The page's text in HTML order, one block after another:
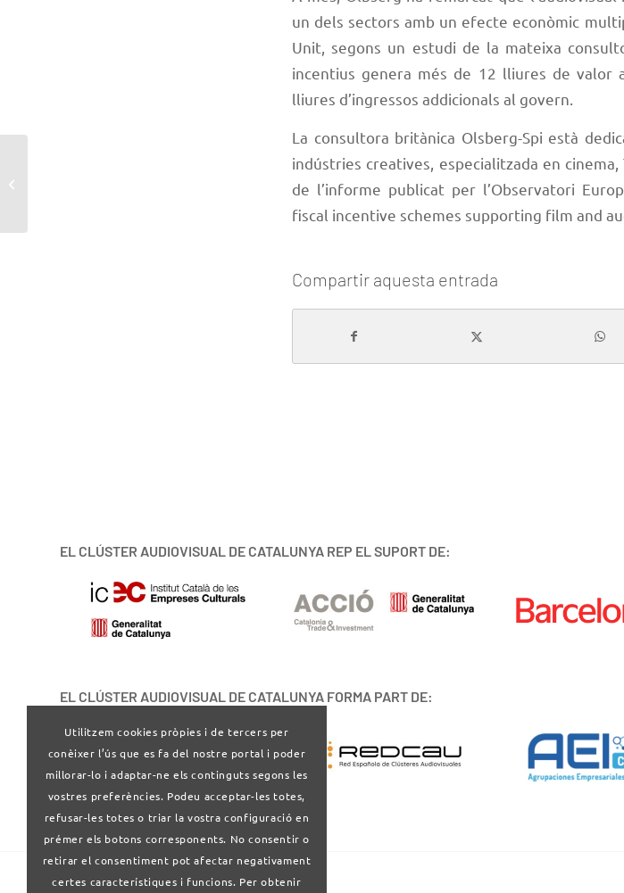
un dels sectors amb un efecte econòmic
Unit, segons un estudi de la mateixa
incentius genera més de 12 lliures de
lliures d’ingressos addicionals al govern.
La consultora britànica Olsberg-Spi està
indústries creatives, especialitzada en
de l’informe publicat per l’Observatori
fiscal incentive schemes supporting film and
Compartir aquesta entrada
EL CLÚSTER AUDIOVISUAL DE CATALUNYA REP EL SUPORT DE:
EL CLÚSTER AUDIOVISUAL DE CATALUNYA FORMA PART DE:
Utilitzem cookies pròpies i de tercers per
conèixer l’ús que es fa del nostre portal i poder
millorar-lo i adaptar-ne els continguts segons les
vostres preferències. Podeu acceptar-les totes,
refusar-les totes o triar la vostra configuració en
prémer els botons corresponents. No consentir o
retirar el consentiment pot afectar negativament
certes característiques i funcions. Per obtenir